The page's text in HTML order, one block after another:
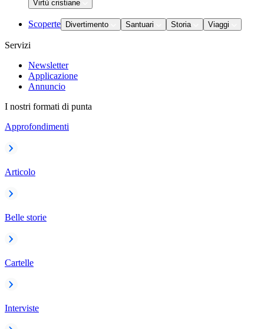
Virtù cristiane
Scoperte Divertimento Santuari Storia Viaggi
Servizi
Newsletter
Applicazione
Annuncio
I nostri formati di punta
Approfondimenti
Articolo
Belle storie
Cartelle
Interviste